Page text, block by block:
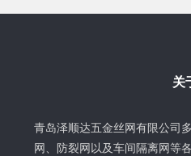
关
青岛泽顺达五金丝网有限公司
网、防裂网以及车间隔离网等